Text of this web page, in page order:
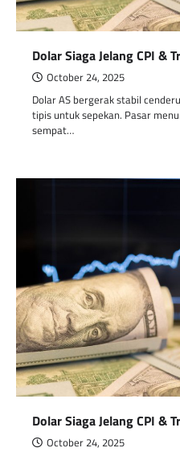
Dolar Siaga Jelang CPI &
October 24, 2025
Dolar AS bergerak stabil
tipis untuk sepekan. Pasar
sempat…
Dolar Siaga Jelang CPI &
October 24, 2025